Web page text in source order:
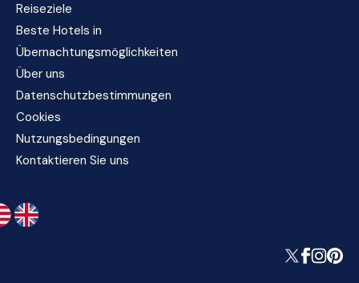
Reiseziele
Beste Hotels in
Übernachtungsmöglichkeiten
Über uns
Datenschutzbestimmungen
Cookies
Nutzungsbedingungen
Kontaktieren Sie uns